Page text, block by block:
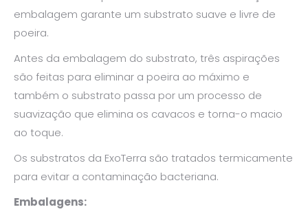
embalagem garante um substrato suave e livre de
poeira.
Antes da embalagem do substrato, três aspirações
são feitas para eliminar a poeira ao máximo e
também o substrato passa por um processo de
suavização que elimina os cavacos e torna-o macio
ao toque.
Os substratos da ExoTerra são tratados termicamente
para evitar a contaminação bacteriana.
Embalagens: